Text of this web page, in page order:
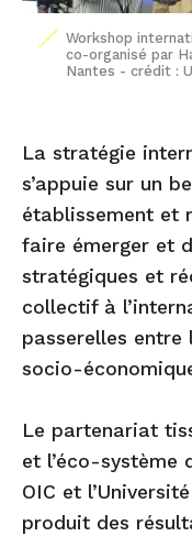
Workshop
co-organisé par
Nantes - crédit :
La stratégie
s’appuie sur un
établissement et
faire émerger et
stratégiques et
collectif à
passerelles entre
socio-
Le partenariat
et l’éco-système
OIC et
produit des